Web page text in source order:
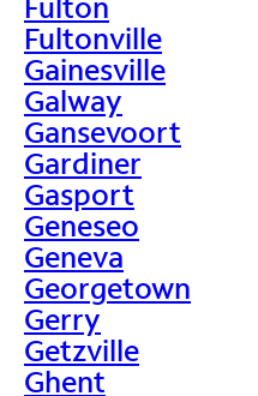
Fultonville
Gainesville
Galway
Gansevoort
Gardiner
Gasport
Geneseo
Geneva
Georgetown
Gerry
Getzville
Ghent